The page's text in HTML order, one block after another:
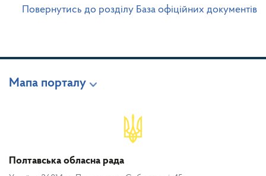
Повернутись до розділу База офіційних документів
Мапа порталу
Полтавська обласна рада